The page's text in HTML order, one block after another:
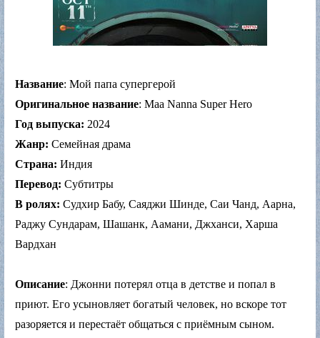
Название: Мой папа супергерой
Оригинальное название: Maa Nanna Super Hero
Год выпуска: 2024
Жанр: Семейная драма
Страна: Индия
Перевод: Субтитры
В ролях: Судхир Бабу, Саяджи Шинде, Саи Чанд, Аарна,
Раджу Сундарам, Шашанк, Аамани, Джханси, Харша
Вардхан
Описание: Джонни потерял отца в детстве и попал в
приют. Его усыновляет богатый человек, но вскоре тот
разоряется и перестаёт общаться с приёмным сыном.